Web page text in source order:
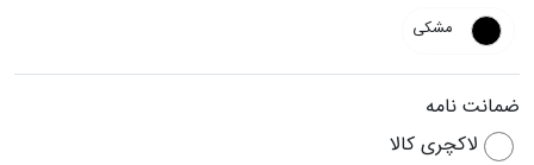
مشکی
ضمانت نامه
لاکچری کالا